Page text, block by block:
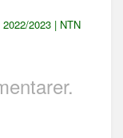
2023 | NTN